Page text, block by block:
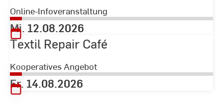
Online-Infoveranstaltung
Mi. 12.08.2026
Textil Repair Café
Kooperatives Angebot
Fr. 14.08.2026